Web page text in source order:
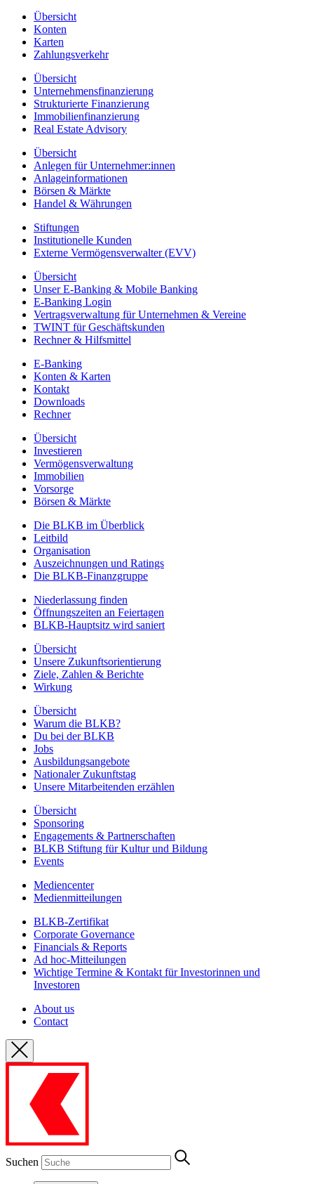
Übersicht
Konten
Karten
Zahlungsverkehr
Übersicht
Unternehmensfinanzierung
Strukturierte Finanzierung
Immobilienfinanzierung
Real Estate Advisory
Übersicht
Anlegen für Unternehmer:innen
Anlageinformationen
Börsen & Märkte
Handel & Währungen
Stiftungen
Institutionelle Kunden
Externe Vermögensverwalter (EVV)
Übersicht
Unser E-Banking & Mobile Banking
E-Banking Login
Vertragsverwaltung für Unternehmen & Vereine
TWINT für Geschäftskunden
Rechner & Hilfsmittel
E-Banking
Konten & Karten
Kontakt
Downloads
Rechner
Übersicht
Investieren
Vermögensverwaltung
Immobilien
Vorsorge
Börsen & Märkte
Die BLKB im Überblick
Leitbild
Organisation
Auszeichnungen und Ratings
Die BLKB-Finanzgruppe
Niederlassung finden
Öffnungszeiten an Feiertagen
BLKB-Hauptsitz wird saniert
Übersicht
Unsere Zukunftsorientierung
Ziele, Zahlen & Berichte
Wirkung
Übersicht
Warum die BLKB?
Du bei der BLKB
Jobs
Ausbildungsangebote
Nationaler Zukunftstag
Unsere Mitarbeitenden erzählen
Übersicht
Sponsoring
Engagements & Partnerschaften
BLKB Stiftung für Kultur und Bildung
Events
Mediencenter
Medienmitteilungen
BLKB-Zertifikat
Corporate Governance
Financials & Reports
Ad hoc-Mitteilungen
Wichtige Termine & Kontakt für Investorinnen und
Investoren
About us
Contact
Suchen